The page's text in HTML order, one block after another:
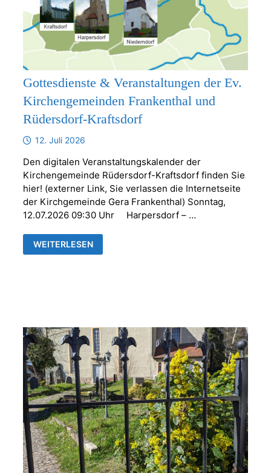
Gottesdienste & Veranstaltungen der Ev.
Kirchengemeinden Frankenthal und
Rüdersdorf-Kraftsdorf
12. Juli 2026
Den digitalen Veranstaltungskalender der
Kirchengemeinde Rüdersdorf-Kraftsdorf finden Sie
hier! (externer Link, Sie verlassen die Internetseite
der Kirchgemeinde Gera Frankenthal) Sonntag,
12.07.2026 09:30 Uhr Harpersdorf – …
GOTTESDIENSTE
&
WEITERLESEN